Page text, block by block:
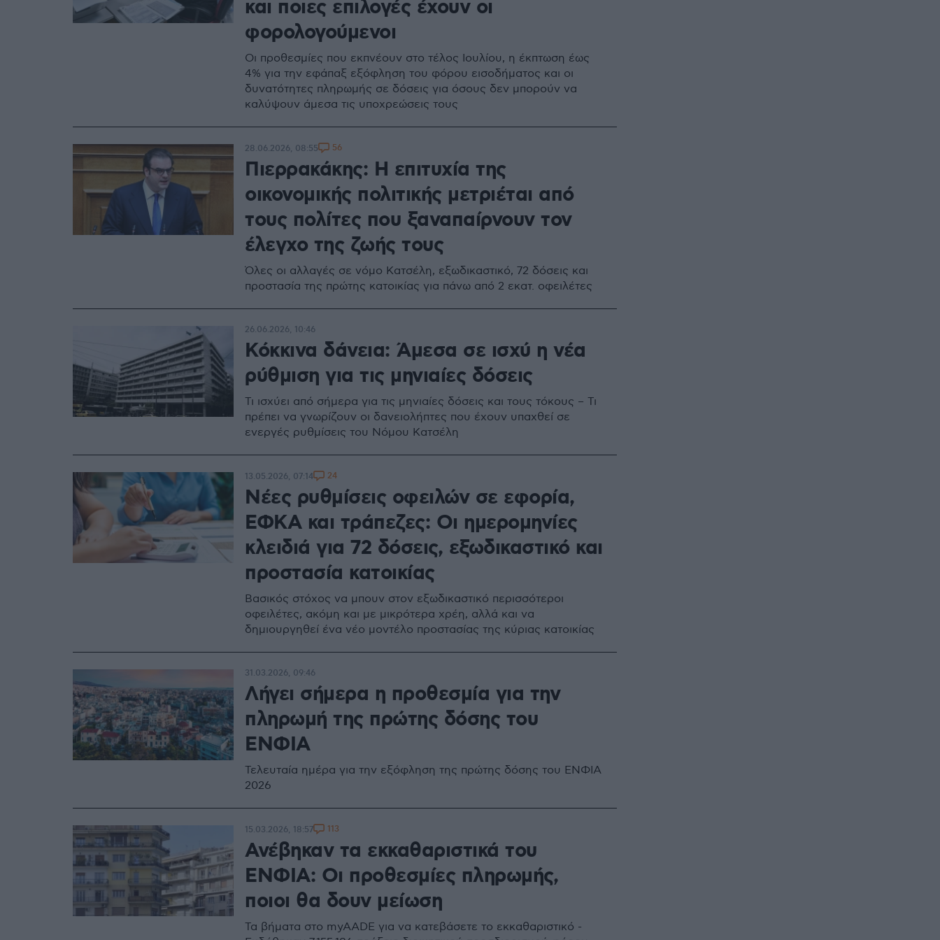
και ποιες επιλογές έχουν οι
φορολογούμενοι
Οι προθεσμίες που εκπνέουν στο τέλος Ιουλίου, η έκπτωση έως
4% για την εφάπαξ εξόφληση του φόρου εισοδήματος και οι
δυνατότητες πληρωμής σε δόσεις για όσους δεν μπορούν να
καλύψουν άμεσα τις υποχρεώσεις τους
Πιερρακάκης: Η επιτυχία της
οικονομικής πολιτικής μετριέται από
τους πολίτες που ξαναπαίρνουν τον
έλεγχο της ζωής τους
Όλες οι αλλαγές σε νόμο Κατσέλη, εξωδικαστικό, 72 δόσεις και
προστασία της πρώτης κατοικίας για πάνω από 2 εκατ. οφειλέτες
28.06.2026, 08:55 56
Κόκκινα δάνεια: Άμεσα σε ισχύ η νέα
ρύθμιση για τις μηνιαίες δόσεις
Τι ισχύει από σήμερα για τις μηνιαίες δόσεις και τους τόκους – Τι
πρέπει να γνωρίζουν οι δανειολήπτες που έχουν υπαχθεί σε
ενεργές ρυθμίσεις του Νόμου Κατσέλη
26.06.2026, 10:46
Νέες ρυθμίσεις οφειλών σε εφορία,
ΕΦΚΑ και τράπεζες: Οι ημερομηνίες
κλειδιά για 72 δόσεις, εξωδικαστικό και
προστασία κατοικίας
Βασικός στόχος να μπουν στον εξωδικαστικό περισσότεροι
οφειλέτες, ακόμη και με μικρότερα χρέη, αλλά και να
δημιουργηθεί ένα νέο μοντέλο προστασίας της κύριας κατοικίας
13.05.2026, 07:14 24
Λήγει σήμερα η προθεσμία για την
πληρωμή της πρώτης δόσης του
ΕΝΦΙΑ
Τελευταία ημέρα για την εξόφληση της πρώτης δόσης του ΕΝΦΙΑ
2026
31.03.2026, 09:46
Ανέβηκαν τα εκκαθαριστικά του
ΕΝΦΙΑ: Οι προθεσμίες πληρωμής,
ποιοι θα δουν μείωση
Τα βήματα στο myAADE για να κατεβάσετε το εκκαθαριστικό -
15.03.2026, 18:57 113